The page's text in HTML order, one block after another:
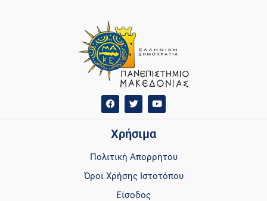
Χρήσιμα
Πολιτική Απορρήτου
Όροι Χρήσης Ιστοτόπου
Είσοδος